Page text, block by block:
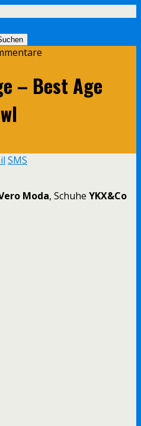
– Best Age
SMS
Moda, Schuhe YKX&Co